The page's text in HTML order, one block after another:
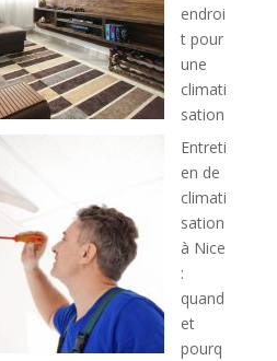
endroi
t pour
une
climati
sation
Entreti
en de
climati
sation
à Nice
:
quand
et
pourq